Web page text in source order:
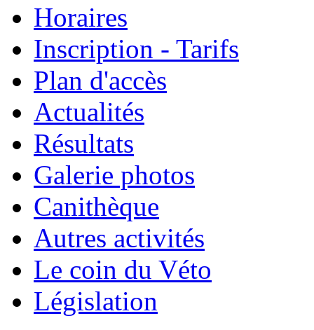
Horaires
Inscription - Tarifs
Plan d'accès
Actualités
Résultats
Galerie photos
Canithèque
Autres activités
Le coin du Véto
Législation